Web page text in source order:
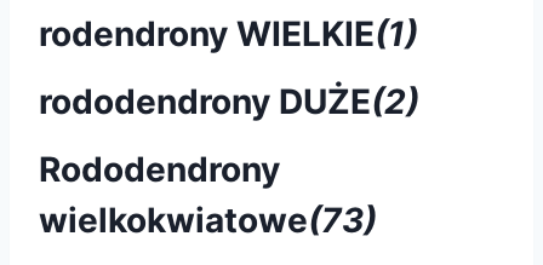
rodendrony WIELKIE(1)
rododendrony DUŻE(2)
Rododendrony
wielkokwiatowe(73)